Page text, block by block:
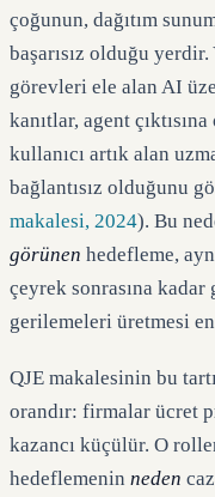
çoğunun, dağıtım
başarısız olduğu
görevleri ele alan AI
kanıtlar, agent
kullanıcı artık alan
bağlantısız olduğunu
makalesi, 2024). Bu
görünen hedefleme,
çeyrek sonrasına
gerilemeleri üretmesi
QJE makalesinin bu
orandır: firmalar ücret
kazancı küçülür. O
hedeflemenin neden